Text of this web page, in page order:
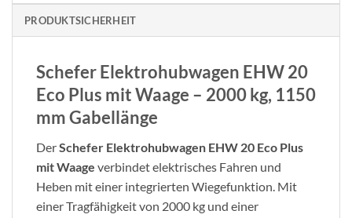
PRODUKTSICHERHEIT
Schefer Elektrohubwagen EHW 20
Eco Plus mit Waage – 2000 kg, 1150
mm Gabellänge
DerSchefer Elektrohubwagen EHW 20 Eco Plus
mit Waage verbindet elektrisches Fahren und
Heben mit einer integrierten Wiegefunktion. Mit
einer Tragfähigkeit von 2000 kg und einer